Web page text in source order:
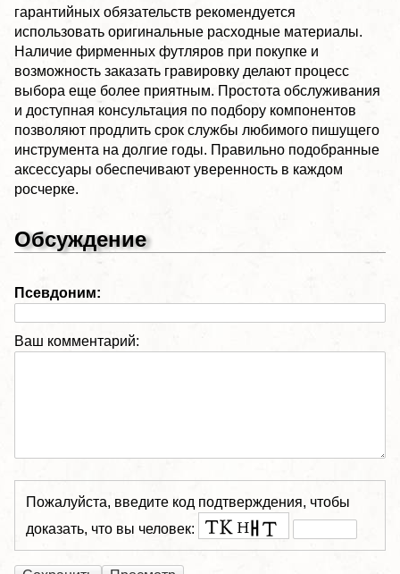
гарантийных обязательств рекомендуется
использовать оригинальные расходные материалы.
Наличие фирменных футляров при покупке и
возможность заказать гравировку делают процесс
выбора еще более приятным. Простота обслуживания
и доступная консультация по подбору компонентов
позволяют продлить срок службы любимого пишущего
инструмента на долгие годы. Правильно подобранные
аксессуары обеспечивают уверенность в каждом
росчерке.
Обсуждение
Псевдоним:
Ваш комментарий:
Пожалуйста, введите код подтверждения, чтобы
доказать, что вы человек: